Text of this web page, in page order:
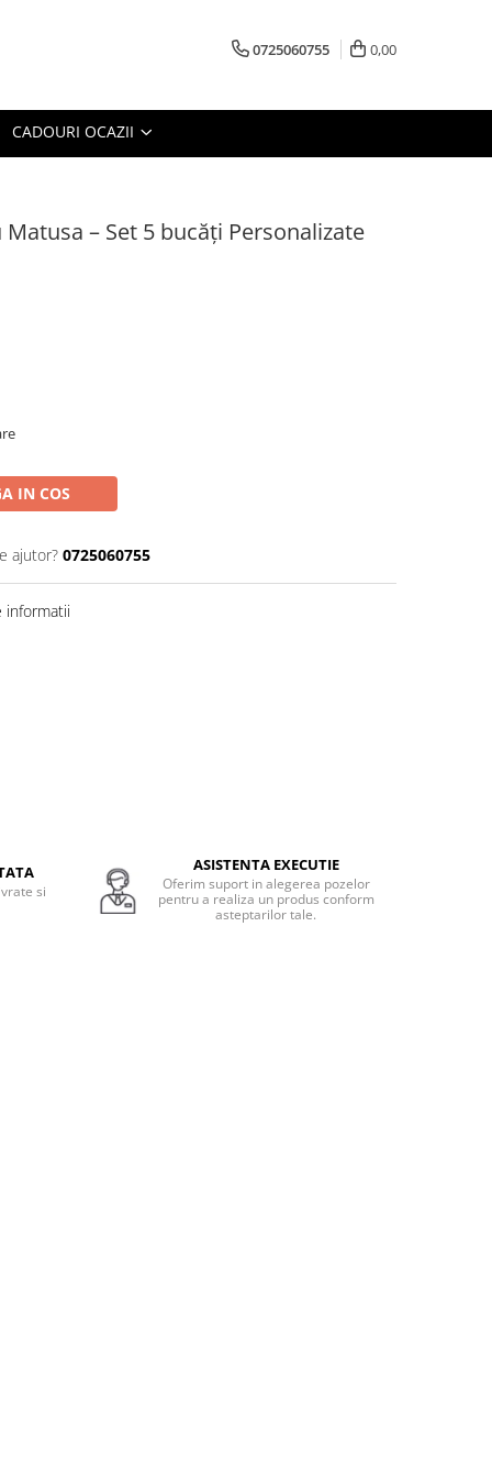
0725060755 0,00
CADOURI OCAZII
– Set 5 bucăți Personalizate
IN COS
ajutor? 0725060755
informatii
si
ASISTENTA EXECUTIE
Oferim suport in alegerea pozelor
pentru a realiza un produs conform
asteptarilor tale.